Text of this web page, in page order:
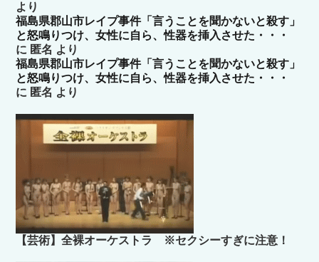
より
福島県郡山市レイプ事件「言うことを聞かないと殺す」
と怒鳴りつけ、女性に自ら、性器を挿入させた・・・
に 匿名 より
福島県郡山市レイプ事件「言うことを聞かないと殺す」
と怒鳴りつけ、女性に自ら、性器を挿入させた・・・
に 匿名 より
【芸術】全裸オーケストラ ※セクシーすぎに注意！